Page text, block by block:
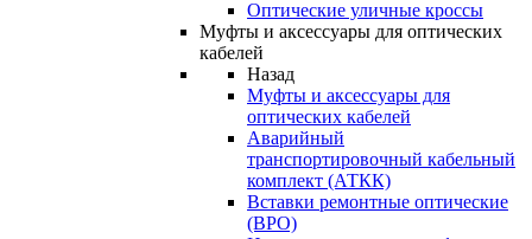
Оптические уличные кроссы
Муфты и аксессуары для оптических
кабелей
Назад
Муфты и аксессуары для
оптических кабелей
Аварийный
транспортировочный кабельный
комплект (АТКК)
Вставки ремонтные оптические
(ВРО)